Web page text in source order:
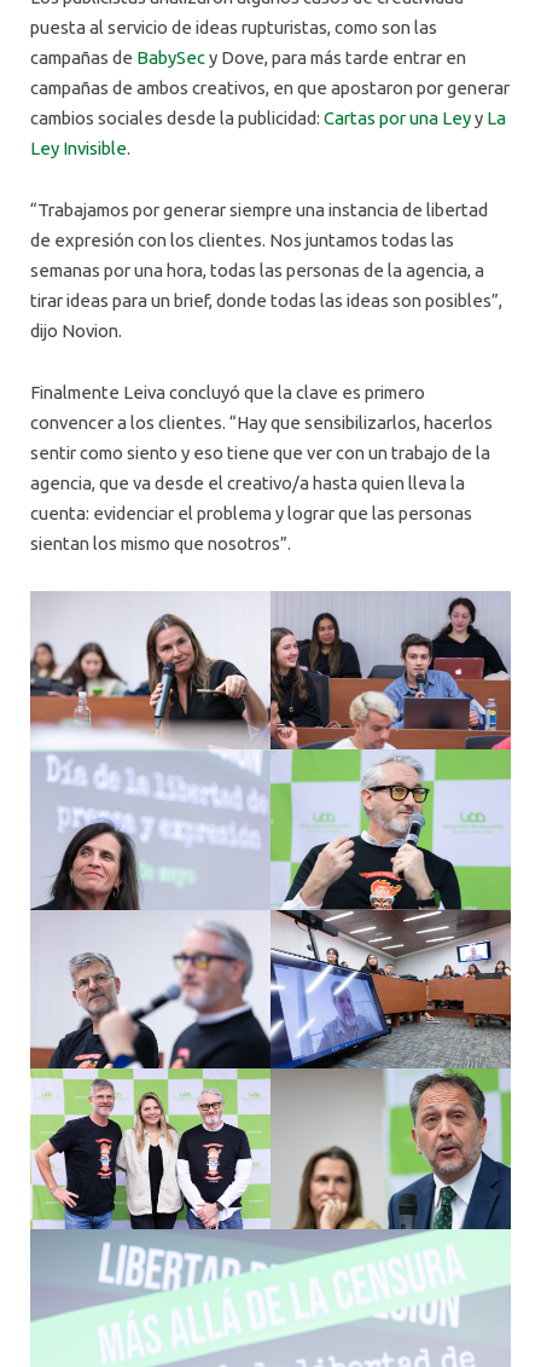
puesta al servicio de ideas rupturistas, como son las
campañas de BabySecy Dove, para más tarde entrar en
campañas de ambos creativos, en que apostaron por generar
cambios sociales desde la publicidad: Cartas por una Leyy La
Ley Invisible.
“Trabajamos por generar siempre una instancia de libertad
de expresión con los clientes. Nos juntamos todas las
semanas por una hora, todas las personas de la agencia, a
tirar ideas para un brief, donde todas las ideas son posibles”,
dijo Novion.
Finalmente Leiva concluyó que la clave es primero
convencer a los clientes. “Hay que sensibilizarlos, hacerlos
sentir como siento y eso tiene que ver con un trabajo de la
agencia, que va desde el creativo/a hasta quien lleva la
cuenta: evidenciar el problema y lograr que las personas
sientan los mismo que nosotros”.